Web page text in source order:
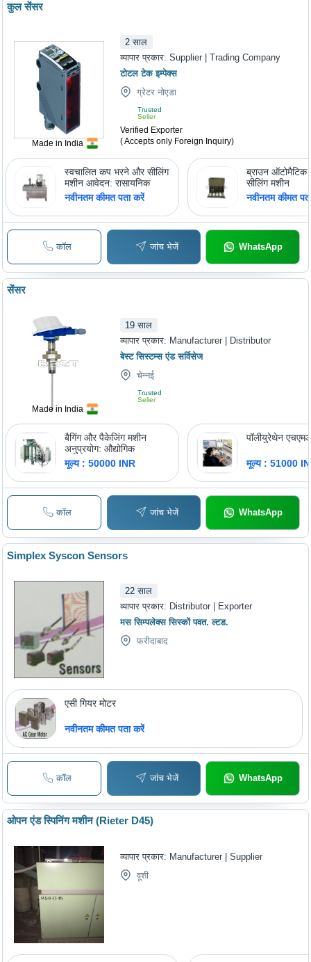
Made in India
कुल सेंसर
2 साल
व्यापार प्रकार:Supplier | Trading Company
टोटल टेक इम्पेक्स
ग्रेटर नोएडा
Trusted
Seller
Verified Exporter
( Accepts only Foreign Inquiry)
स्वचालित कप भरने और सीलिंग
मशीन आवेदन: रासायनिक
नवीनतम कीमत पता करें
ब्राउन ऑटोमैटिक
सीलिंग मशीन
नवीनतम कीमत
कॉल जांच भेजें WhatsApp
Made in India
सेंसर
19 साल
व्यापार प्रकार: Manufacturer | Distributor
बेस्ट सिस्टम्स एंड सर्विसेज
चेन्नई
Trusted
Seller
बैगिंग और पैकेजिंग मशीन
अनुप्रयोग: औद्योगिक
मूल्य : 50000 INR
पॉलीयुरेथेन
मूल्य : 51000
कॉल जांच भेजें WhatsApp
Simplex Syscon Sensors
22 साल
व्यापार प्रकार: Distributor | Exporter
मस सिम्पलेक्स सिस्कों पवत. ल्टड.
फरीदाबाद
एसी गियर मोटर
नवीनतम कीमत पता करें
कॉल जांच भेजें WhatsApp
ओपन एंड स्पिनिंग मशीन (Rieter D45)
व्यापार प्रकार: Manufacturer | Supplier
वूशी